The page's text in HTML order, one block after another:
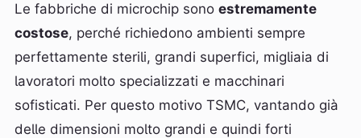
Le fabbriche di microchip sono estremamente
costose, perché richiedono ambienti sempre
perfettamente sterili, grandi superfici, migliaia di
lavoratori molto specializzati e macchinari
sofisticati. Per questo motivo TSMC, vantando già
delle dimensioni molto grandi e quindi forti